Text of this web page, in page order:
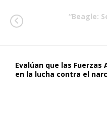
“Beagle:
Evalúan que las
en la lucha contra el